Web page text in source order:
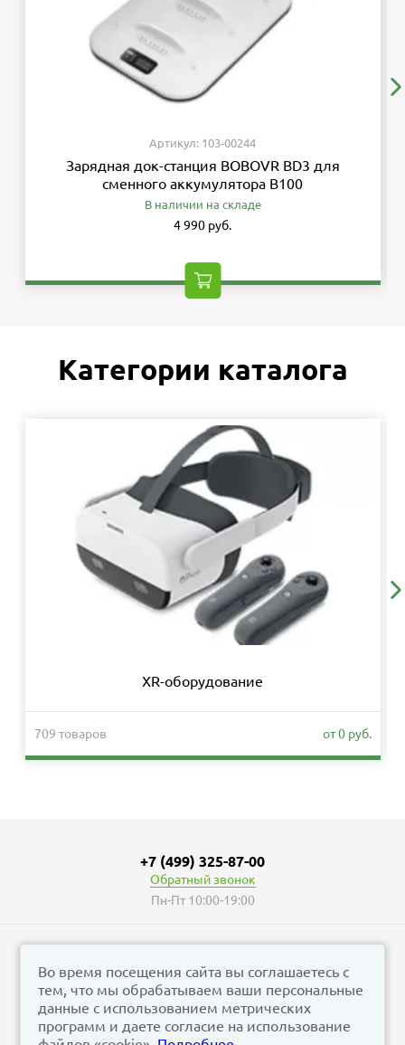
Артикул: 103-00244
Зарядная док-станция BOBOVR BD3 для
сменного аккумулятора B100
В наличии на складе
4 990 руб.
Категории каталога
XR-оборудование
709 товаров от 0 руб.
© vizzion.ru, 2026
corp@vizzion.ru
+7 (499) 325-87-00
Обратный звонок
Пн-Пт 10:00-19:00
Во время посещения сайта вы соглашаетесь с
тем, что мы обрабатываем ваши персональные
данные с использованием метрических
программ и даете согласие на использование